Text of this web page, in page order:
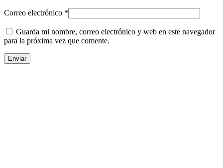
Correo electrónico *
Guarda mi nombre, correo electrónico y web en este navegador
para la próxima vez que comente.